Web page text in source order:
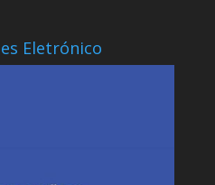
Eletrónico